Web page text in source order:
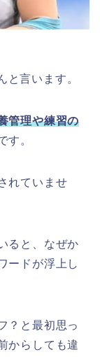
と言います。
管理や練習の
す。
れていませ
ると、なぜか
ードが浮上し
？と最初思っ
からしても違